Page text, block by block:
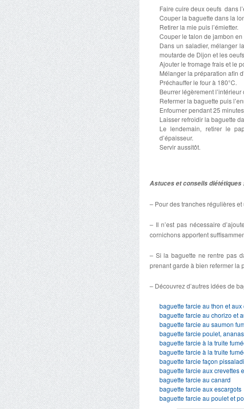
Faire cuire deux oeufs dans
Couper la baguette dans la
Retirer la mie puis l’émietter.
Couper le talon de jambon
Dans un saladier, mélanger
moutarde de Dijon et les
Ajouter le fromage frais et le
Mélanger la préparation afin
Préchauffer le four à 180°C.
Beurrer légèrement
Refermer la baguette puis
Enfourner pendant 25
Laisser refroidir la baguette
Le lendemain, retirer le
d’épaisseur.
Servir aussitôt.
Astuces et conseils diététiques
– Pour des tranches régulières
– Il n’est pas nécessaire
cornichons apportent
– Si la baguette ne rentre pas
prenant garde à bien refermer la
– Découvrez d’autres idées de
baguette farcie au thon et
baguette farcie au chorizo et
baguette farcie au saumon
baguette farcie poulet,
baguette farcie à la truite
baguette farcie à la truite
baguette farcie façon
baguette farcie aux crevettes
baguette farcie au canard
baguette farcie aux escargots
baguette farcie au poulet et